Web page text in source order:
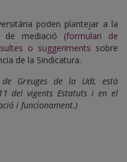
poden plantejar a la
de mediació (formulari de
o suggeriments sobre
de la Sindicatura.
Greuges de la UdL està
del vigents Estatuts i en el
i funcionament.)